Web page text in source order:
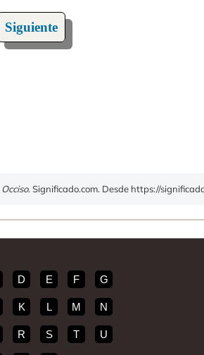
Siguiente
Occiso. Significado.com. Desde https://
D E F G
K L M N
R S T U